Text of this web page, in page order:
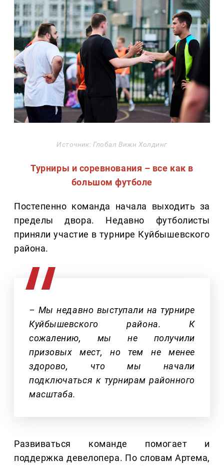
Источник: Глобал Вижн Холдинг
Турниры и соревнования – все как в
большом футболе
Постепенно команда начала выходить за
пределы двора. Недавно футболисты
приняли участие в турнире Куйбышевского
района.
– Мы недавно выступали на турнире
Куйбышевского района. К
сожалению, мы не получили
призовых мест, но тем не менее
здорово, что мы начали
подключаться к турнирам районного
масштаба.
Развиваться команде помогает и
поддержка девелопера. По словам Артема,